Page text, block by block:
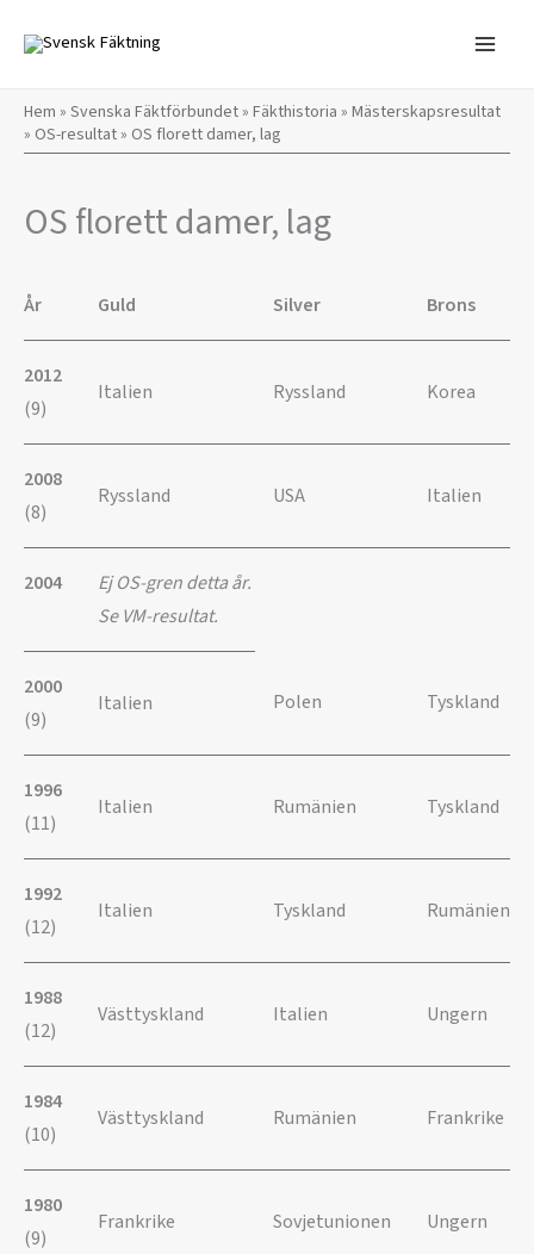
innehåll
Hem » Svenska Fäktförbundet» Fäkthistoria » Mästerskapsresultat
» OS-resultat» OS florett damer, lag
OS florett damer, lag
År Guld Silver Brons
2012
(9)
Italien Ryssland Korea
2008
(8)
Ryssland USA Italien
2004
Ej OS-gren detta år.
Se VM-resultat.
2000
(9)
Italien Polen Tyskland
1996
(11)
Italien Rumänien Tyskland
1992
(12)
Italien Tyskland Rumänien
1988
(12)
Västtyskland Italien Ungern
1984
(10)
Västtyskland Rumänien Frankrike
1980
(9)
Frankrike Sovjetunionen Ungern